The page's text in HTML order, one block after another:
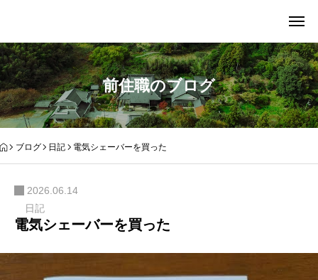
前住職のブログ
ブログ 日記 電気シェーバーを買った
2026.06.14
日記
電気シェーバーを買った